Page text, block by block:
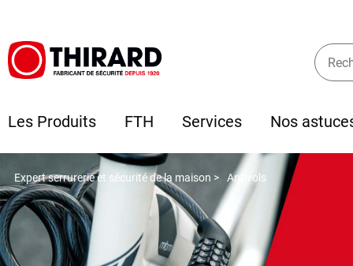
Les Produits FTH Services Nos
Expert serrurerie et sécurité de la maison > Antivols